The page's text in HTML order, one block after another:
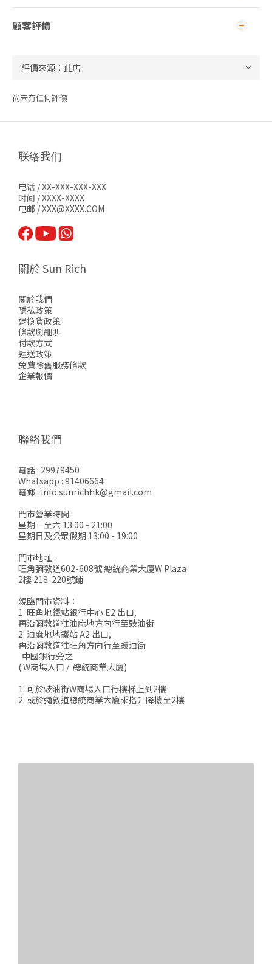
顧客評價
尚未有任何評價
联络我们
电话 / XX-XXX-XXX-XXX
时间 / XXXX-XXXX
电邮 / XXX@XXXX.COM
關於 Sun Rich
關於我們
隱私政策
退換貨政策
條款與細則
付款方式
運送政策
免費除舊服務條款
企業報價
聯絡我們
電話 : 29979450
Whatsapp : 91406664
電郵 : info.sunrichhk@gmail.com
門市營業時間 :
星期一至六 13:00 - 21:00
星期日及公眾假期 13:00 - 19:00
門市地址 :
旺角彌敦道602-608號 總統商業大廈W Plaza
2樓 218-220號鋪
親臨門市資料：
1. 旺角地鐵站銀行中心 E2 出口,
再沿彌敦道往油麻地方向行至豉油街
2. 油麻地地鐵站 A2 出口,
再沿彌敦道往旺角方向行至豉油街
中國銀行旁之
( W商場入口 / 總統商業大廈)
1. 可於豉油街W商場入口行樓梯上到2樓
2. 或於彌敦道總統商業大廈乘搭升降機至2樓